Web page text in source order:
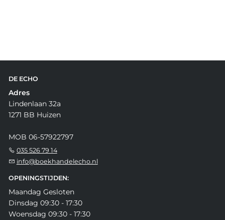
DE ECHO
Adres
Lindenlaan 32a
1271 BB Huizen
MOB 06-57922797
035 526 79 14
info@boekhandelecho.nl
OPENINGSTIJDEN:
Maandag Gesloten
Dinsdag 09:30 - 17:30
Woensdag 09:30 - 17:30